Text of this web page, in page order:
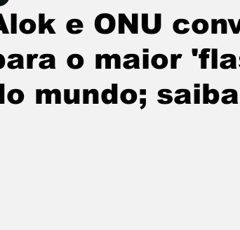
e ONU
o maior
mundo;